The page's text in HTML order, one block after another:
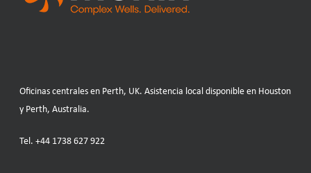
Oficinas centrales en Perth, UK. Asistencia local disponible en Houston
y Perth, Australia.
Tel. +44 1738 627 922